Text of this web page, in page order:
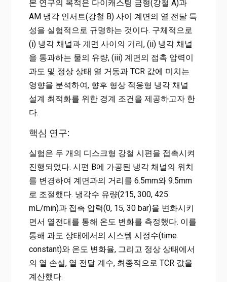
본 연구의 목적은 다이캐스팅 금형(강철 A)과
AM 냉각 인서트(강철 B) 사이 계면의 열 전달 특
성을 실험적으로 규명하는 것이다. 구체적으로
(i) 냉각 채널과 계면 사이의 거리, (ii) 냉각 채널
을 통과하는 물의 유량, (iii) 계면의 접촉 압력이
과도 및 정상 상태 열 거동과 TCR 값에 미치는
영향을 분석하여, 향후 형상 적응형 냉각 채널
설계 최적화를 위한 경계 조건을 제공하고자 한
다.
핵심 연구:
실험은 두 개의 디스크형 강철 시편을 접촉시켜
진행되었다. 시편 B에 가공된 냉각 채널의 위치
를 변경하여 계면과의 거리를 6.5mm와 9.5mm
로 조절했다. 냉각수 유량(215, 300, 425
mL/min)과 접촉 압력(0, 15, 30 bar)을 변화시키
면서 열전대를 통해 온도 변화를 측정했다. 이를
통해 과도 상태에서의 시스템 시정수(time
constant)와 온도 변화율, 그리고 정상 상태에서
의 열 손실, 열 전달 계수, 최종적으로 TCR 값을
계산했다.